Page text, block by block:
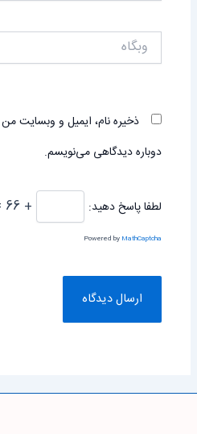
وبگاه
ذخیره نام، ایمیل و وبسایت من
دوباره دیدگاهی می‌نویسم.
لطفا پاسخ دهید: + 66 = 67
Powered by MathCaptcha